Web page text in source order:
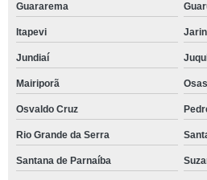
Guararema
Itapevi
Jundiaí
Mairiporã
Osvaldo Cruz
Rio Grande da Serra
Santana de Parnaíba